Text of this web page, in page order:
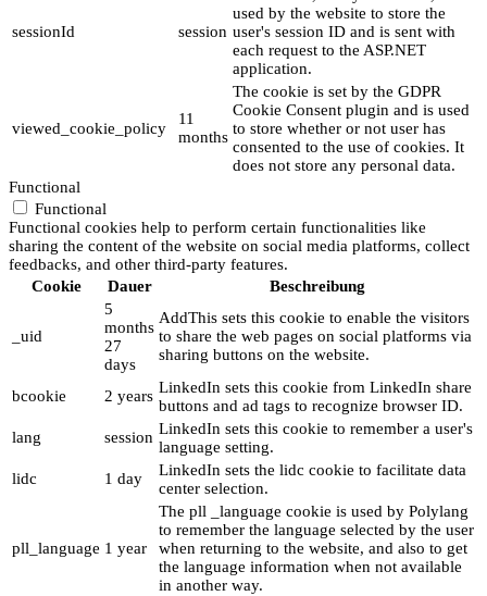
sessionId session
used by the website to store the
user's session ID and is sent with
each request to the ASP.NET
application.
viewed_cookie_policy
11
months
The cookie is set by the GDPR
Cookie Consent plugin and is used
to store whether or not user has
consented to the use of cookies. It
does not store any personal data.
Functional
Functional
Functional cookies help to perform certain functionalities like
sharing the content of the website on social media platforms, collect
feedbacks, and other third-party features.
Cookie
Dauer Beschreibung
_uid
5
months
27
days
AddThis sets this cookie to enable the visitors
to share the web pages on social platforms via
sharing buttons on the website.
bcookie 2 years LinkedIn sets this cookie from LinkedIn share
buttons and ad tags to recognize browser ID.
lang
session LinkedIn sets this cookie to remember a user's
language setting.
lidc
1 day
LinkedIn sets the lidc cookie to facilitate data
center selection.
pll_language 1 year
The pll _language cookie is used by Polylang
to remember the language selected by the user
when returning to the website, and also to get
the language information when not available
in another way.